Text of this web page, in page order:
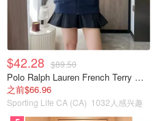
$42.28 $89.50
Polo Ralph Lauren French Terry 女童连帽卫衣 7-16码
之前$66.96
Sporting Life CA (CA) 1032人感兴趣